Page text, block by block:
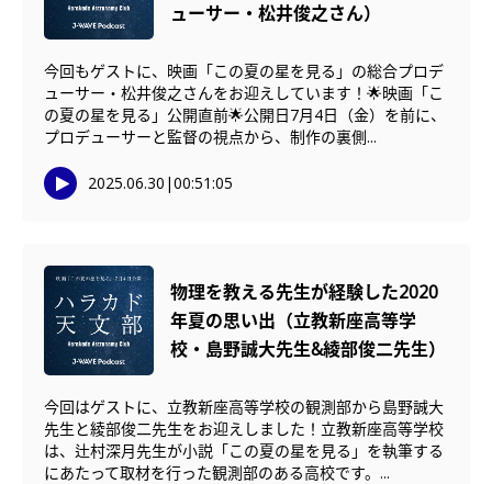
ューサー・松井俊之さん）
今回もゲストに、映画「この夏の星を見る」の総合プロデ
ューサー・松井俊之さんをお迎えしています！🌟映画「こ
の夏の星を見る」公開直前🌟公開日7月4日（金）を前に、
プロデューサーと監督の視点から、制作の裏側...
2025.06.30 |00:51:05
物理を教える先生が経験した2020
年夏の思い出（立教新座高等学
校・島野誠大先生&綾部俊二先生）
今回はゲストに、立教新座高等学校の観測部から島野誠大
先生と綾部俊二先生をお迎えしました！立教新座高等学校
は、辻村深月先生が小説「この夏の星を見る」を執筆する
にあたって取材を行った観測部のある高校です。...